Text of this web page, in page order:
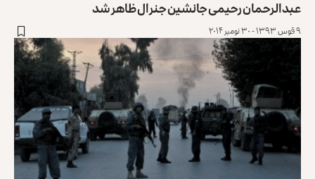
عبدالرحمان رحیمی جانشین جنرال ظاهر شد
۹ قوس ۱۳۹۳ - ۳۰ نومبر ۲۰۱۴